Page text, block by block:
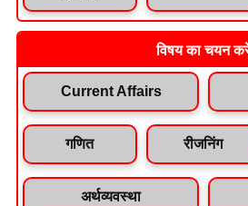
विषय का चयन
Current Affairs
गणित रीजनिंग
अर्थव्यवस्था